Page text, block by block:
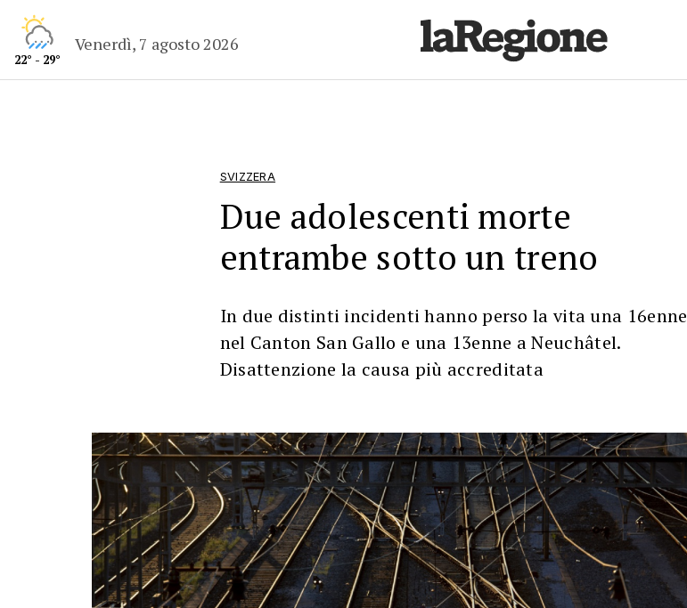
22° - 29°
Venerdì, 7 agosto 2026
SVIZZERA
Due adolescenti morte
entrambe sotto un treno
In due distinti incidenti hanno perso la vita una 16enne
nel Canton San Gallo e una 13enne a Neuchâtel.
Disattenzione la causa più accreditata